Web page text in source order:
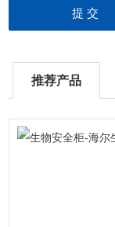
推荐产品